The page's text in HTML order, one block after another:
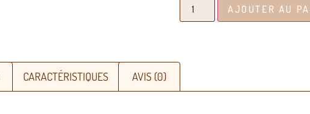
AJOUTER AU
CARACTÉRISTIQUES AVIS (0)